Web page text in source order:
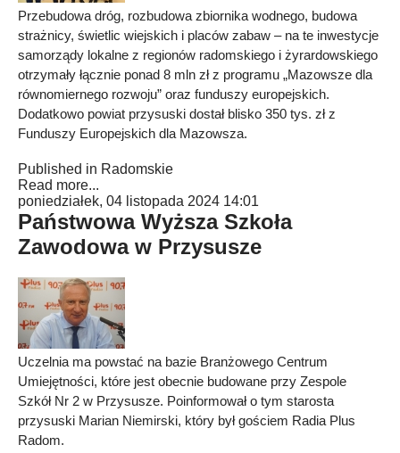
Przebudowa dróg, rozbudowa zbiornika wodnego, budowa
strażnicy, świetlic wiejskich i placów zabaw – na te inwestycje
samorządy lokalne z regionów radomskiego i żyrardowskiego
otrzymały łącznie ponad 8 mln zł z programu „Mazowsze dla
równomiernego rozwoju” oraz funduszy europejskich.
Dodatkowo powiat przysuski dostał blisko 350 tys. zł z
Funduszy Europejskich dla Mazowsza.
Published in Radomskie
Read more...
poniedziałek, 04 listopada 2024 14:01
Państwowa Wyższa Szkoła
Zawodowa w Przysusze
Uczelnia ma powstać na bazie Branżowego Centrum
Umiejętności, które jest obecnie budowane przy Zespole
Szkół Nr 2 w Przysusze. Poinformował o tym starosta
przysuski Marian Niemirski, który był gościem Radia Plus
Radom.